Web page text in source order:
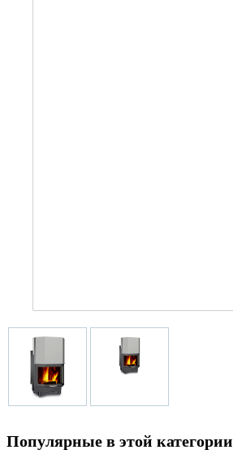
Популярные в этой категории